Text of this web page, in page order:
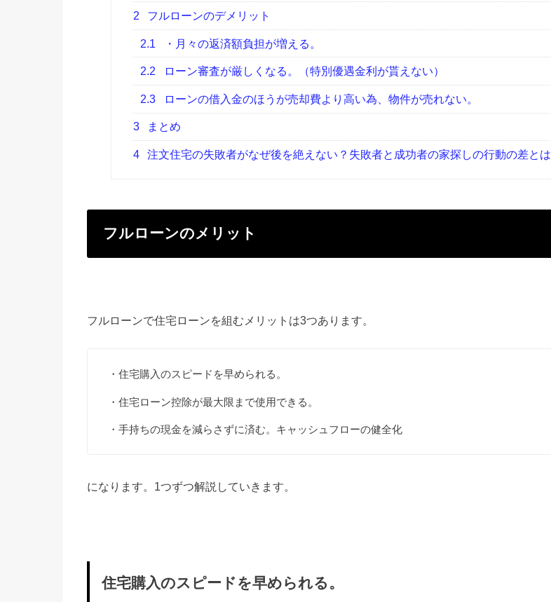
2 フルローンのデメリット
2.1 ・月々の返済額負担が増える。
2.2 ローン審査が厳しくなる。（特別優遇金利が貰えない）
2.3 ローンの借入金のほうが売却費より高い為、物件が売れない。
3 まとめ
4 注文住宅の失敗者がなぜ後を絶えない？失敗者と成功者の家探しの行動の差とは
フルローンのメリット
フルローンで住宅ローンを組むメリットは3つあります。
・住宅購入のスピードを早められる。
・住宅ローン控除が最大限まで使用できる。
・手持ちの現金を減らさずに済む。キャッシュフローの健全化
になります。1つずつ解説していきます。
住宅購入のスピードを早められる。